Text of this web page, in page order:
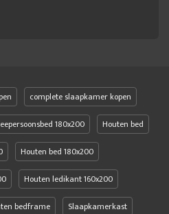
complete slaapkamer kopen
180x200
Houten bed
Houten bed 180x200
Houten ledikant 160x200
bedframe
Slaapkamerkast